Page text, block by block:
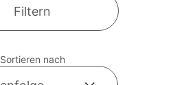
Sortieren nach
Filtern